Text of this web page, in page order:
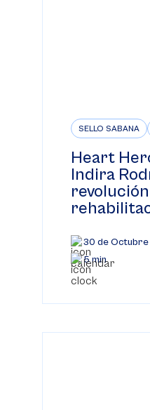
SELLO SABANA
Heart
Indira
30 de
5 min